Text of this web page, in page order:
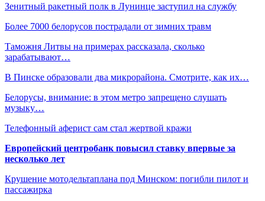
Зенитный ракетный полк в Лунинце заступил на службу
Более 7000 белорусов пострадали от зимних травм
Таможня Литвы на примерах рассказала, сколько
зарабатывают…
В Пинске образовали два микрорайона. Смотрите, как их…
Белорусы, внимание: в этом метро запрещено слушать
музыку…
Телефонный аферист сам стал жертвой кражи
Европейский центробанк повысил ставку впервые за
несколько лет
Крушение мотодельтаплана под Минском: погибли пилот и
пассажирка